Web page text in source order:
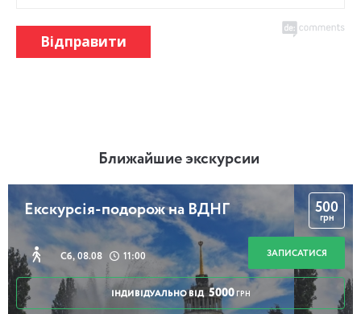
Відправити
Ближайшие экскурсии
Екскурсія-подорож на ВДНГ
Сб, 08.08 11:00
500
грн
ЗАПИСАТИСЯ
ІНДИВІДУАЛЬНО ВІД 5000 ГРН